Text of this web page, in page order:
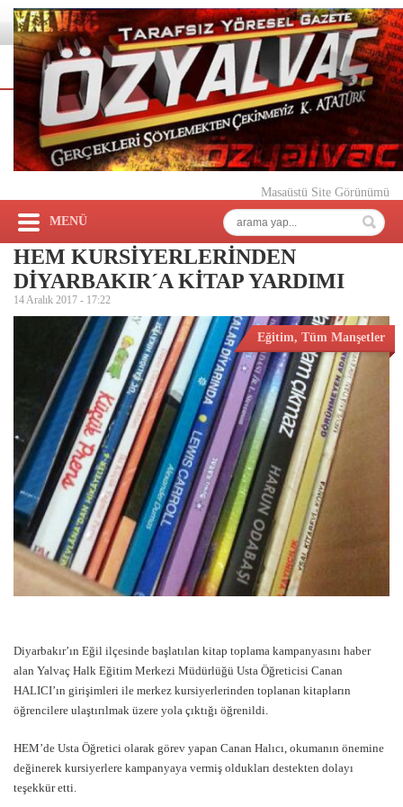
Masaüstü Site Görünümü
MENÜ
HEM KURSİYERLERİNDEN
DİYARBAKIR´A KİTAP YARDIMI
14 Aralık 2017 - 17:22
Eğitim, Tüm Manşetler
Diyarbakır’ın Eğil ilçesinde başlatılan kitap toplama kampanyasını haber
alan Yalvaç Halk Eğitim Merkezi Müdürlüğü Usta Öğreticisi Canan
HALICI’ın girişimleri ile merkez kursiyerlerinden toplanan kitapların
öğrencilere ulaştırılmak üzere yola çıktığı öğrenildi.
HEM’de Usta Öğretici olarak görev yapan Canan Halıcı, okumanın önemine
değinerek kursiyerlere kampanyaya vermiş oldukları destekten dolayı
teşekkür etti.